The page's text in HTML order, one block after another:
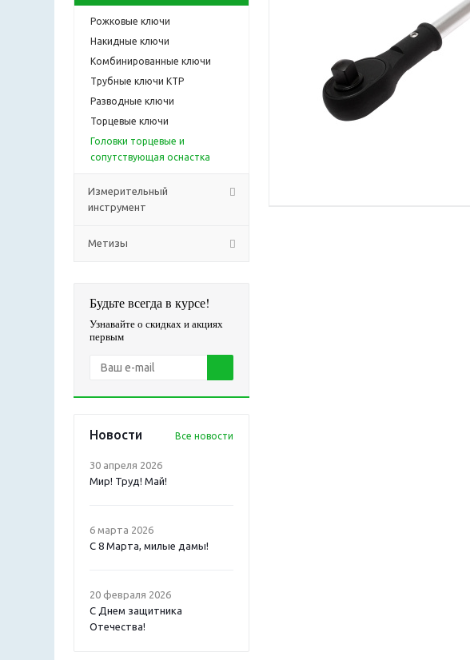
Рожковые ключи
Накидные ключи
Комбинированные ключи
Трубные ключи КТР
Разводные ключи
Торцевые ключи
Головки торцевые и
сопутствующая оснастка
Измерительный
инструмент
Метизы
Будьте всегда в курсе!
Узнавайте о скидках и акциях
первым
Новости Все новости
30 апреля 2026
Мир! Труд! Май!
6 марта 2026
С 8 Марта, милые дамы!
20 февраля 2026
С Днем защитника
Отечества!